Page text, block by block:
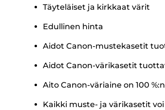
Täyteläiset ja kirkkaat värit
Edullinen hinta
Aidot Canon-mustekasetit
Aidot Canon-värikasetit
Aito Canon-väriaine on 100
Kaikki muste- ja värikasetit